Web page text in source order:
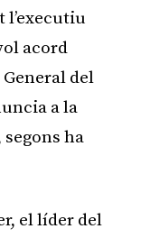
l’executiu
acord
del
a la
ha
el líder del